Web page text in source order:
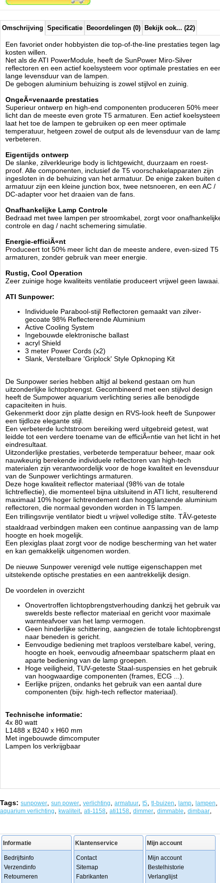
Active Cooling System
Ingebouwde elektronische ballast
3 meter Power Cords (x2)
Slank, Verstelbare 'Griplock' Style Opknoping Kit
De Sunpower series hebben altijd al bekend gestaan om hun
uitzonderlijke lichtopbrengst. Gecombineerd met een stijlvol design
capaciteiten in huis.
Gekenmerkt door zijn platte design en RVS-look heeft de Sunpower
een tijdloze elegante stijl.
Een verbeterde luchtstroom bereiking werd uitgebreid getest, wat
leidde tot een verdere toename van de efficiÃÂ«ntie van het licht in het
Uitzonderlijke prestaties, verbeterde temperatuur beheer, maar ook
nauwkeurig berekende individuele reflectoren van high-tech
materialen zijn verantwoordelijk voor de hoge kwaliteit en levensduur
van de Sunpower verlichtings armaturen.
Deze hoge kwaliteit reflector materiaal (98% van de totale
lichtreflectie), die momenteel bijna uitsluitend in ATI licht, resulterend in
maximaal 10% hoger lichtrendement dan hoogglanzende aluminium
reflectoren, die normaal gevonden worden in T5 lampen.
Een trillingsvrije ventilator biedt u vrijwel volledige stilte. TÃÂV-geteste
staaldraad verbindgen maken een continue aanpassing van de lamp
Een plexiglas plaat zorgt voor de nodige bescherming van het water
en kan gemakkelijk uitgenomen worden.
uitstekende optische prestaties en een aantrekkelijk design.
swerelds beste reflector materiaal en gericht voor maximale
warmteafvoer van het lamp vermogen.
Geen hinderlijke schittering, aangezien de totale lichtopbrengst
naar beneden is gericht.
Eenvoudige bediening met traploos verstelbare kabel, vering,
hoogte en hoek, eenvoudig afneembaar spatscherm plaat en
aparte bediening van de lamp groepen.
Eerlijke prijzen, ondanks het gebruik van een aantal dure
componenten (bijv. high-tech reflector materiaal).
Technische informatie:
4x 80 watt
L1488 x B240 x H60 mm
Met ingebouwde dimcomputer
Lampen los verkrijgbaar
ATI
Manufactured by:ATI
Model: ATI-10067
Product ID:
3.2155 572.55 572.55 Available from:Aquariumonderdelen.nl 2026-08-14
Pre-OrderNew
Omschrijving Specificatie Beoordelingen (0) Bekijk ook... (22)
Een favoriet onder hobbyisten die top-of-the-line prestaties tegen
kosten willen.
Net als de ATI PowerModule, heeft de SunPower Miro-Silver
reflectoren en een actief koelsysteem voor optimale prestaties en
lange levensduur van de lampen.
De gebogen aluminium behuizing is zowel stijlvol en zuinig.
OngeÃ«venaarde prestaties
Superieur ontwerp en high-end componenten produceren 50% meer
licht dan de meeste even grote T5 armaturen. Een actief
laat het toe de lampen te gebruiken op een meer optimale
temperatuur, hetgeen zowel de output als de levensduur van de
verbeteren.
Eigentijds ontwerp
De slanke, zilverkleurige body is lichtgewicht, duurzaam en roest-
proof. Alle componenten, inclusief de T5 voorschakelapparaten zijn
ingesloten in de behuizing van het armatuur. De enige zaken buiten
armatuur zijn een kleine junction box, twee netsnoeren, en een AC /
DC-adapter voor het draaien van de fans.
Onafhankelijke Lamp Controle
Bedraad met twee lampen per stroomkabel, zorgt voor
controle en dag / nacht schemering simulatie.
Energie-efficiÃ«nt
Produceert tot 50% meer licht dan de meeste andere, even-sized T5
armaturen, zonder gebruik van meer energie.
Rustig, Cool Operation
Zeer zuinige hoge kwaliteits ventilatie produceert vrijwel geen lawaai.
ATI Sunpower:
Individuele Parabool-stijl Reflectoren gemaakt van zilver-
gecoate 98% Reflecterende Aluminium
Active Cooling System
Ingebouwde elektronische ballast
acryl Shield
3 meter Power Cords (x2)
Slank, Verstelbare 'Griplock' Style Opknoping Kit
De Sunpower series hebben altijd al bekend gestaan om hun
uitzonderlijke lichtopbrengst. Gecombineerd met een stijlvol design
heeft de Sumpower aquarium verlichting series alle benodigde
capaciteiten in huis.
Gekenmerkt door zijn platte design en RVS-look heeft de Sunpower
een tijdloze elegante stijl.
Een verbeterde luchtstroom bereiking werd uitgebreid getest, wat
leidde tot een verdere toename van de efficiÃ«ntie van het licht in het
eindresultaat.
Uitzonderlijke prestaties, verbeterde temperatuur beheer, maar ook
nauwkeurig berekende individuele reflectoren van high-tech
materialen zijn verantwoordelijk voor de hoge kwaliteit en levensduur
van de Sunpower verlichtings armaturen.
Deze hoge kwaliteit reflector materiaal (98% van de totale
lichtreflectie), die momenteel bijna uitsluitend in ATI licht, resulterend
maximaal 10% hoger lichtrendement dan hoogglanzende aluminium
reflectoren, die normaal gevonden worden in T5 lampen.
Een trillingsvrije ventilator biedt u vrijwel volledige stilte. TÃV-geteste
staaldraad verbindgen maken een continue aanpassing van de lamp
hoogte en hoek mogelijk.
Een plexiglas plaat zorgt voor de nodige bescherming van het water
en kan gemakkelijk uitgenomen worden.
De nieuwe Sunpower verenigd vele nuttige eigenschappen met
uitstekende optische prestaties en een aantrekkelijk design.
De voordelen in overzicht
Onovertroffen lichtopbrengstverhouding dankzij het gebruik
swerelds beste reflector materiaal en gericht voor maximale
warmteafvoer van het lamp vermogen.
Geen hinderlijke schittering, aangezien de totale lichtopbrengst
naar beneden is gericht.
Eenvoudige bediening met traploos verstelbare kabel, vering,
hoogte en hoek, eenvoudig afneembaar spatscherm plaat en
aparte bediening van de lamp groepen.
Hoge veiligheid, TUV-geteste Staal-suspensies en het gebruik
van hoogwaardige componenten (frames, ECG ...).
Eerlijke prijzen, ondanks het gebruik van een aantal dure
componenten (bijv. high-tech reflector materiaal).
Technische informatie:
4x 80 watt
L1488 x B240 x H60 mm
Met ingebouwde dimcomputer
Lampen los verkrijgbaar
Tags: sunpower sun power verlichting armatuur t5 tl-buizen lamp lampen
aquarium verlichting kwaliteit ati-1158 ati1158 dimmer dimmable dimbaar
Informatie
Bedrijfsinfo
Verzendinfo
Retourneren
Klantenservice
Contact
Sitemap
Fabrikanten
Mijn account
Mijn account
Bestelhistorie
Verlanglijst